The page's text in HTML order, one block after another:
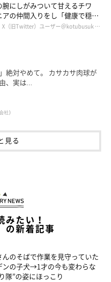
腕にしがみついて甘えるチワ
の仲間入りをし「健康で穏や
しが続いてほしい」と願う
X（旧Twitter）ユーザー＠kotubusuk …
絶対やめて。 カサカサ肉球が
、実は...
社)
見る
みたい！
の新着記事
んのそばで作業を見守っていた
ンの子犬→1才の今も変わらな
隊”の姿にほっこり